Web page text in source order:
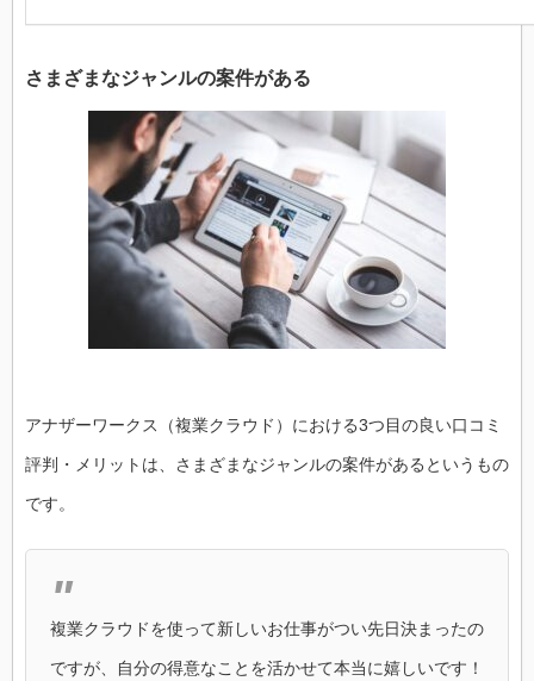
さまざまなジャンルの案件がある
アナザーワークス（複業クラウド）における3つ目の良い口コミ
評判・メリットは、さまざまなジャンルの案件があるというもの
です。
複業クラウドを使って新しいお仕事がつい先日決まったの
ですが、自分の得意なことを活かせて本当に嬉しいです！